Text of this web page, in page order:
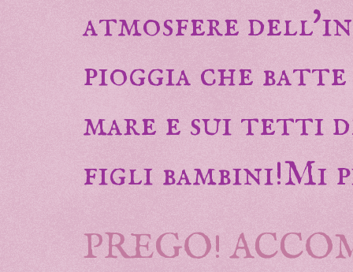
atmosfere
pioggia che
mare e sui tetti
figli bambini!Mi
PREGO!